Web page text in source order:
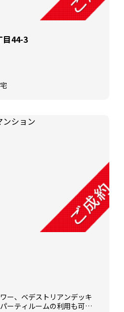
目44-3
ー、ベデストリアンデッキ
ーティルームの利用も可能